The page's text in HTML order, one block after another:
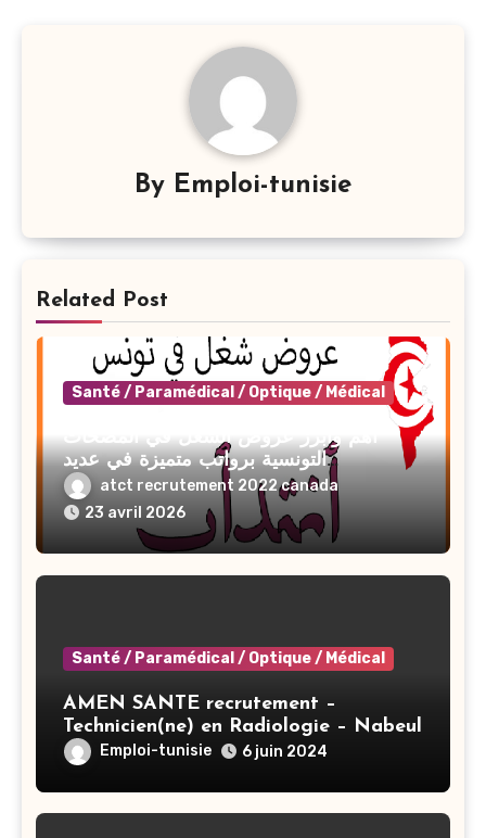
By Emploi-tunisie
Related Post
Santé / Paramédical / Optique / Médical
أهم وأبرز عروض الشغل في المصحات
التونسية برواتب متميزة في عديد
الإختصاصات 2026
atct recrutement 2022 canada
23 avril 2026
Santé / Paramédical / Optique / Médical
AMEN SANTE recrutement –
Technicien(ne) en Radiologie – Nabeul
Emploi-tunisie 6 juin 2024